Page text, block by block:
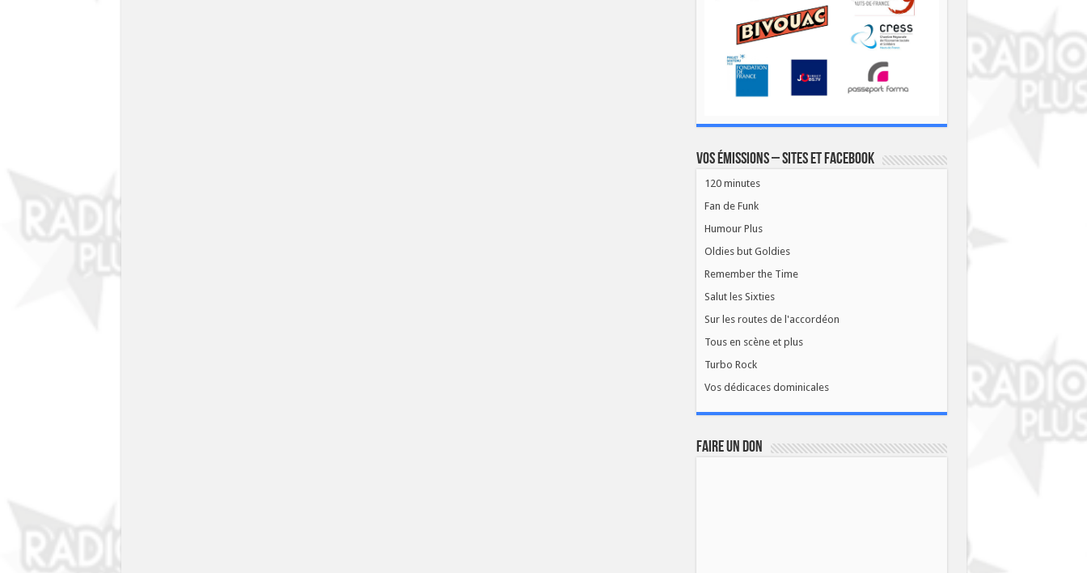
Vos émissions – Sites et Facebook
120 minutes
Fan de Funk
Humour Plus
Oldies but Goldies
Remember the Time
Salut les Sixties
Sur les routes de l'accordéon
Tous en scène et plus
Turbo Rock
Vos dédicaces dominicales
FAIRE UN DON